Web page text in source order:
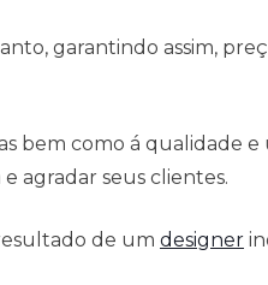
garantindo assim,
bem como á qualidade
agradar seus clientes.
de um designer